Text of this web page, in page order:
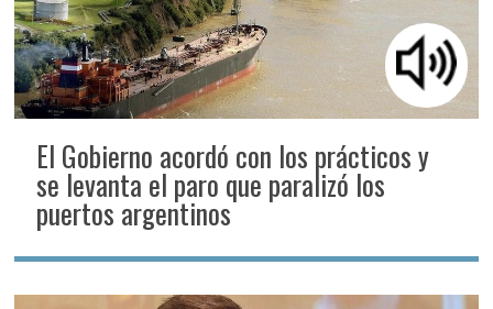
El Gobierno acordó con los prácticos y
se levanta el paro que paralizó los
puertos argentinos